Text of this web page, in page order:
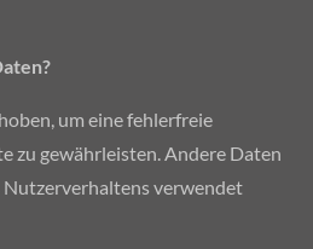
um eine fehlerfreie
zu gewährleisten. Andere Daten
Nutzerverhaltens verwendet